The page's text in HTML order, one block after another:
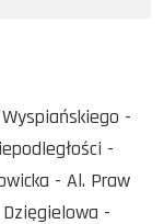
-
-
- Al. Praw
-